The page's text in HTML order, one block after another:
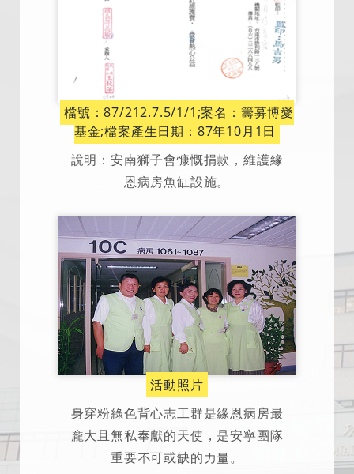
檔號：87/212.7.5/1/1;案名：籌募博愛
基金;檔案產生日期：87年10月1日
說明：安南獅子會慷慨捐款，維護緣
恩病房魚缸設施。
活動照片
身穿粉綠色背心志工群是緣恩病房最
龐大且無私奉獻的天使，是安寧團隊
重要不可或缺的力量。